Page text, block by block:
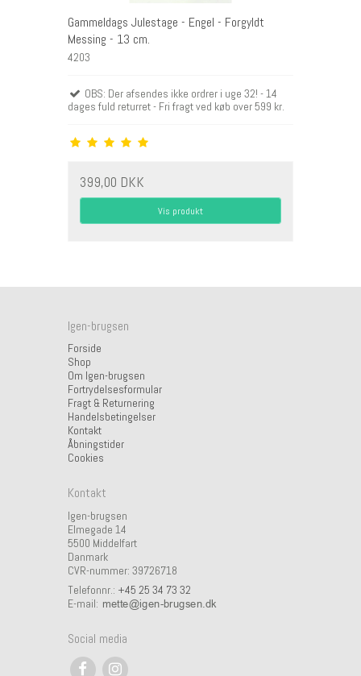
Gammeldags Julestage - Engel - Forgyldt
Messing - 13 cm.
4203
OBS: Der afsendes ikke ordrer i uge 32! - 14
dages fuld returret - Fri fragt ved køb over 599 kr.
399,00 DKK
Vis produkt
Igen-brugsen
Forside
Shop
Om Igen-brugsen
Fortrydelsesformular
Fragt & Returnering
Handelsbetingelser
Kontakt
Åbningstider
Cookies
Kontakt
Igen-brugsen
Elmegade 14
5500 Middelfart
Danmark
CVR-nummer: 39726718
Telefonnr.: +45 25 34 73 32
E-mail:
Social media